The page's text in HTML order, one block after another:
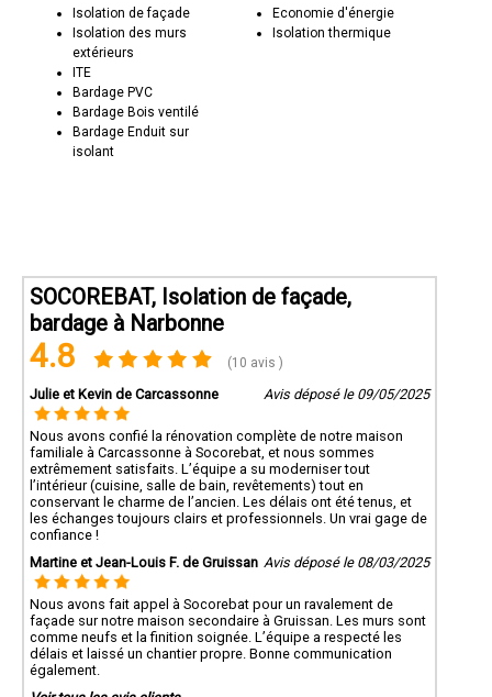
Isolation de façade
Isolation des murs
extérieurs
ITE
Bardage PVC
Bardage Bois ventilé
Bardage Enduit sur
isolant
Economie d'énergie
Isolation thermique
SOCOREBAT, Isolation de façade,
bardage à Narbonne
4.8 (10 avis )
Julie et Kevin de Carcassonne Avis déposé le 09/05/2025
Nous avons confié la rénovation complète de notre maison
familiale à Carcassonne à Socorebat, et nous sommes
extrêmement satisfaits. L’équipe a su moderniser tout
l’intérieur (cuisine, salle de bain, revêtements) tout en
conservant le charme de l’ancien. Les délais ont été tenus, et
les échanges toujours clairs et professionnels. Un vrai gage de
confiance !
Martine et Jean-Louis F. de Gruissan Avis déposé le 08/03/2025
Nous avons fait appel à Socorebat pour un ravalement de
façade sur notre maison secondaire à Gruissan. Les murs sont
comme neufs et la finition soignée. L’équipe a respecté les
délais et laissé un chantier propre. Bonne communication
également.